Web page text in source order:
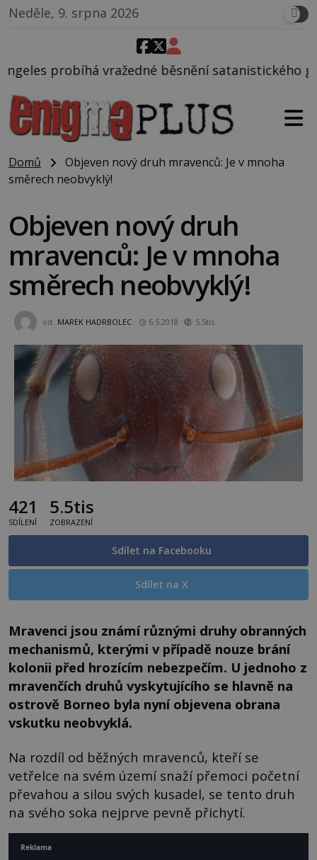
Neděle, 9. srpna 2026
běsnění satanistického gangu vedeného
Domů
Objeven nový druh mravenců: Je v mnoha
směrech neobvyklý!
Objeven nový druh
mravenců: Je v mnoha
směrech neobvyklý!
od MAREK HADRBOLEC 6.5.2018 5.5tis
421
SDÍLENÍ
5.5tis
ZOBRAZENÍ
Sdílet na Facebooku
Sdílet na X
Mravenci jsou známí různými druhy obranných
mechanismů, kterými v případě nouze brání
kolonii před hrozícím nebezpečím. U jednoho z
mravenčích druhů vyskytujícího se hlavně na
ostrově Borneo byla nyní objevena obrana
vskutku neobvyklá.
Na rozdíl od běžných mravenců, kteří se
vetřelce na svém území snaží přemoci početní
převahou a silou svých kusadel, se tento druh
na svého soka nejprve pevně přichytí.
Reklama